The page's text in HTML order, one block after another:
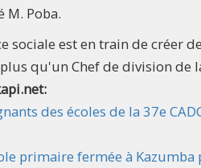
M. Poba.
sociale est en train de créer
qu'un Chef de division de
des écoles de la 37e
primaire fermée à